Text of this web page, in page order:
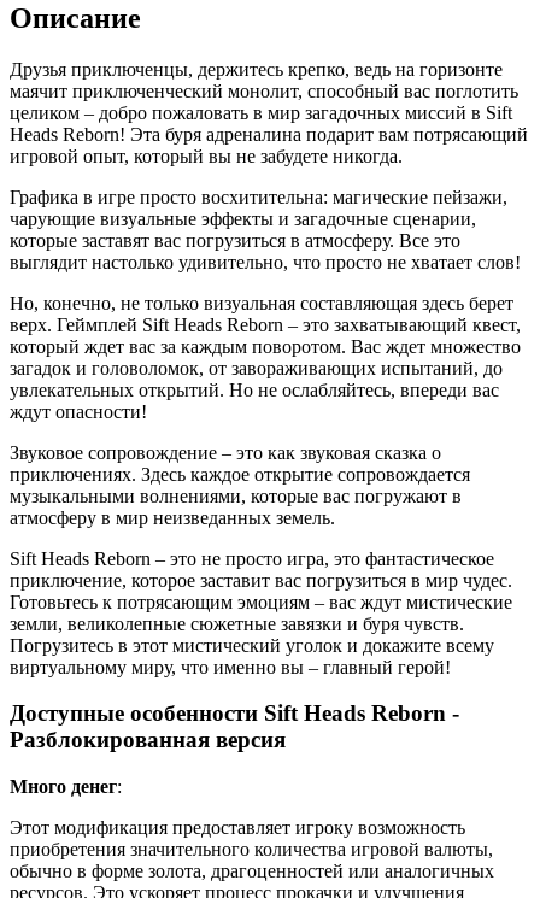
Описание
Друзья приключенцы, держитесь крепко, ведь на горизонте
маячит приключенческий монолит, способный вас поглотить
целиком – добро пожаловать в мир загадочных миссий в Sift
Heads Reborn! Эта буря адреналина подарит вам потрясающий
игровой опыт, который вы не забудете никогда.
Графика в игре просто восхитительна: магические пейзажи,
чарующие визуальные эффекты и загадочные сценарии,
которые заставят вас погрузиться в атмосферу. Все это
выглядит настолько удивительно, что просто не хватает слов!
Но, конечно, не только визуальная составляющая здесь берет
верх. Геймплей Sift Heads Reborn – это захватывающий квест,
который ждет вас за каждым поворотом. Вас ждет множество
загадок и головоломок, от завораживающих испытаний, до
увлекательных открытий. Но не ослабляйтесь, впереди вас
ждут опасности!
Звуковое сопровождение – это как звуковая сказка о
приключениях. Здесь каждое открытие сопровождается
музыкальными волнениями, которые вас погружают в
атмосферу в мир неизведанных земель.
Sift Heads Reborn – это не просто игра, это фантастическое
приключение, которое заставит вас погрузиться в мир чудес.
Готовьтесь к потрясающим эмоциям – вас ждут мистические
земли, великолепные сюжетные завязки и буря чувств.
Погрузитесь в этот мистический уголок и докажите всему
виртуальному миру, что именно вы – главный герой!
Доступные особенности Sift Heads Reborn -
Разблокированная версия
Много денег:
Этот модификация предоставляет игроку возможность
приобретения значительного количества игровой валюты,
обычно в форме золота, драгоценностей или аналогичных
ресурсов. Это ускоряет процесс прокачки и улучшения